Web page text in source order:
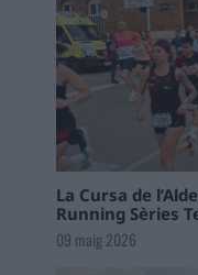
La Cursa de
Running Sèries
09 maig 2026